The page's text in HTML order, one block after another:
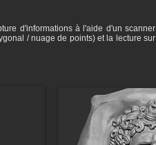
d'informations à l'aide d'un scanner
/ nuage de points) et la lecture sur